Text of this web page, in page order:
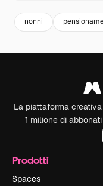
nonni
La piattaforma
1 milione di
Prodotti
Spaces